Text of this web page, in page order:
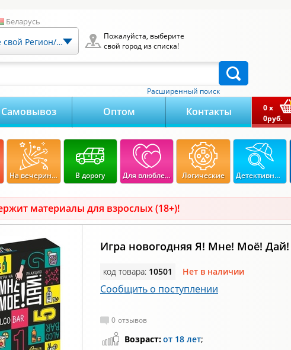
Беларусь
Россия (выберите свой Регион/Город)
Пожалуйста, выберите
свой город из списка!
Расширенный поиск
Самовывоз Оптом Контакты 0x
0руб.
На вечеринку В дорогу Для влюбленных Логические Детективные
материалы для взрослых (18+)!
Игра новогодняя Я! Мне! Моё! Дай!
код товара: 10501 Нет в наличии
Сообщить о поступлении
0 отзывов
Возраст:от 18 лет;